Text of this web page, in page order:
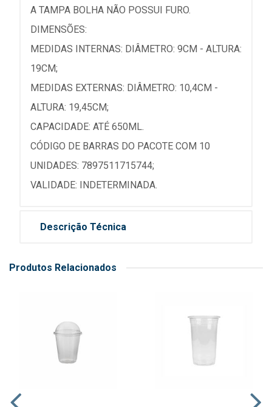
A TAMPA BOLHA NÃO POSSUI FURO.
DIMENSÕES:
MEDIDAS INTERNAS: DIÂMETRO: 9CM - ALTURA:
19CM;
MEDIDAS EXTERNAS: DIÂMETRO: 10,4CM -
ALTURA: 19,45CM;
CAPACIDADE: ATÉ 650ML.
CÓDIGO DE BARRAS DO PACOTE COM 10
UNIDADES: 7897511715744;
VALIDADE: INDETERMINADA.
Descrição Técnica
Produtos Relacionados